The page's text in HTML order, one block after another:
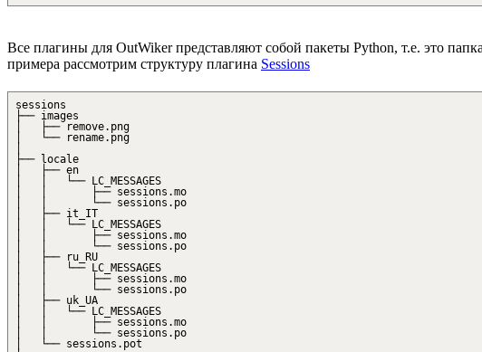
Все плагины для OutWiker представляют собой пакеты Python, т.е. это
примера рассмотрим структуру плагина Sessions
sessions
├── images
│ ├── remove.png
│ └── rename.png
├── locale
│ ├── en
│ │ └── LC_MESSAGES
│ │ ├── sessions.mo
│ │ └── sessions.po
│ ├── it_IT
│ │ └── LC_MESSAGES
│ │ ├── sessions.mo
│ │ └── sessions.po
│ ├── ru_RU
│ │ └── LC_MESSAGES
│ │ ├── sessions.mo
│ │ └── sessions.po
│ ├── uk_UA
│ │ └── LC_MESSAGES
│ │ ├── sessions.mo
│ │ └── sessions.po
│ └── sessions.pot